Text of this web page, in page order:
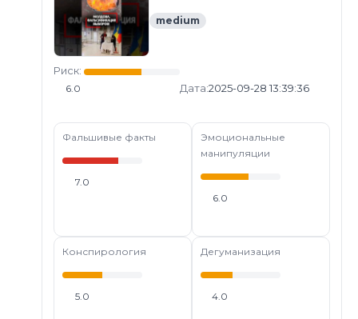
medium
Риск:
6.0 Дата:2025-09-28 13:39:36
Фальшивые факты
7.0
Эмоциональные
манипуляции
6.0
Конспирология
5.0
Дегуманизация
4.0